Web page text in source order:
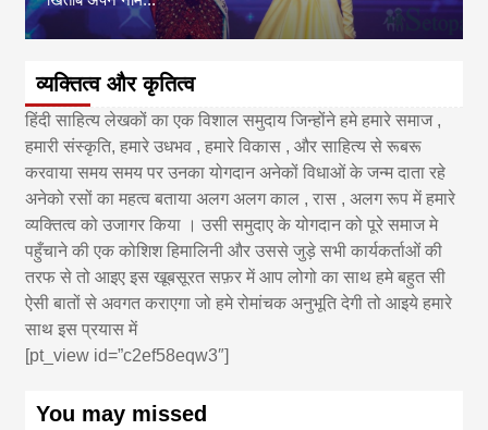
व्यक्तित्व और कृतित्व
हिंदी साहित्य लेखकों का एक विशाल समुदाय जिन्होंने हमे हमारे समाज ,
हमारी संस्कृति, हमारे उधभव , हमारे विकास , और साहित्य से रूबरू
करवाया समय समय पर उनका योगदान अनेकों विधाओं के जन्म दाता रहे
अनेको रसों का महत्व बताया अलग अलग काल , रास , अलग रूप में हमारे
व्यक्तित्व को उजागर किया । उसी समुदाए के योगदान को पूरे समाज मे
पहुँचाने की एक कोशिश हिमालिनी और उससे जुड़े सभी कार्यकर्ताओं की
तरफ से तो आइए इस खूबसूरत सफ़र में आप लोगो का साथ हमे बहुत सी
ऐसी बातों से अवगत कराएगा जो हमे रोमांचक अनुभूति देगी तो आइये हमारे
साथ इस प्रयास में
[pt_view id=”c2ef58eqw3″]
You may missed